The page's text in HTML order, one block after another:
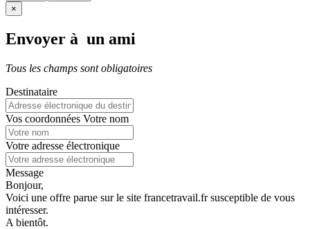
×
Envoyer à un ami
Tous les champs sont obligatoires
Destinataire
Vos coordonnées Votre nom
Votre adresse électronique
Message
Bonjour,
Voici une offre parue sur le site francetravail.fr susceptible de vous
intéresser.
A bientôt.